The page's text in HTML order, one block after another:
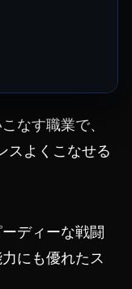
なす職業で、
スよくこなせる
ディーな戦闘
にも優れたス